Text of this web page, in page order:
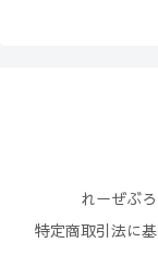
れーぜぶ
特定商取引法に